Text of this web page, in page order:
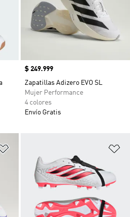
Precio
$ 249.999
Zapatillas Adizero EVO SL
Mujer Performance
4 colores
Envío Gratis